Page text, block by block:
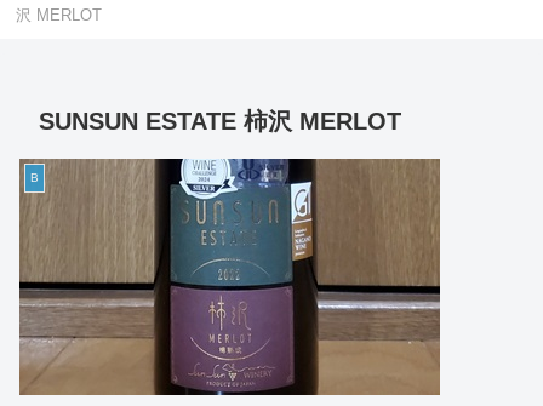
沢 MERLOT
SUNSUN ESTATE 柿沢 MERLOT
B